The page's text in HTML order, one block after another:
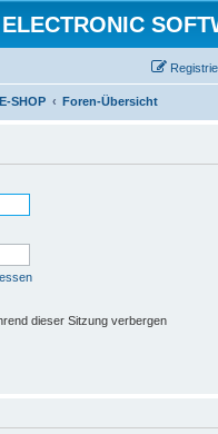
SHOP Foren-Übersicht
dieser Sitzung verbergen